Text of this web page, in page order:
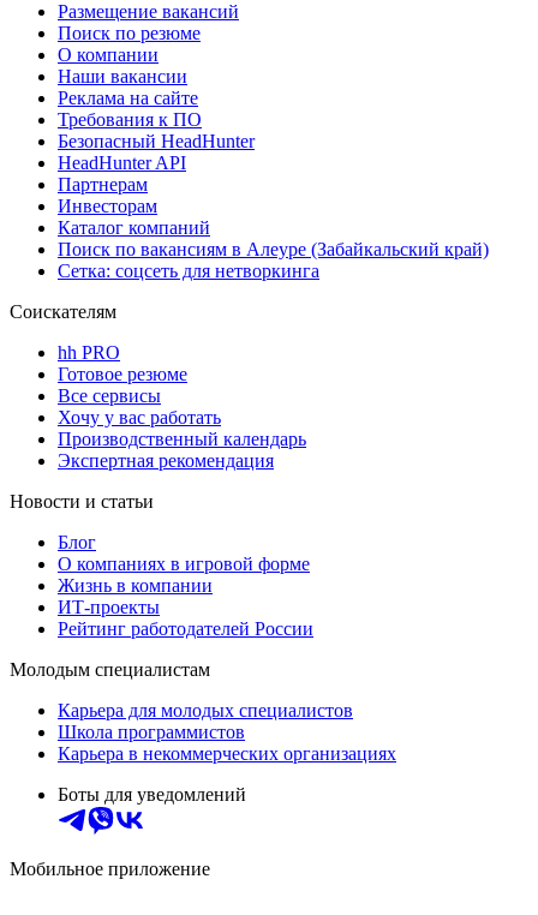
Размещение вакансий
Поиск по резюме
О компании
Наши вакансии
Реклама на сайте
Требования к ПО
Безопасный HeadHunter
HeadHunter API
Партнерам
Инвесторам
Каталог компаний
Поиск по вакансиям в Алеуре (Забайкальский край)
Сетка: соцсеть для нетворкинга
Соискателям
hh PRO
Готовое резюме
Все сервисы
Хочу у вас работать
Производственный календарь
Экспертная рекомендация
Новости и статьи
Блог
О компаниях в игровой форме
Жизнь в компании
ИТ-проекты
Рейтинг работодателей России
Молодым специалистам
Карьера для молодых специалистов
Школа программистов
Карьера в некоммерческих организациях
Боты для уведомлений
Мобильное приложение